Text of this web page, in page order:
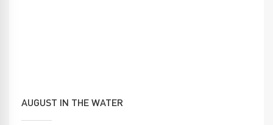
AUGUST IN THE WATER